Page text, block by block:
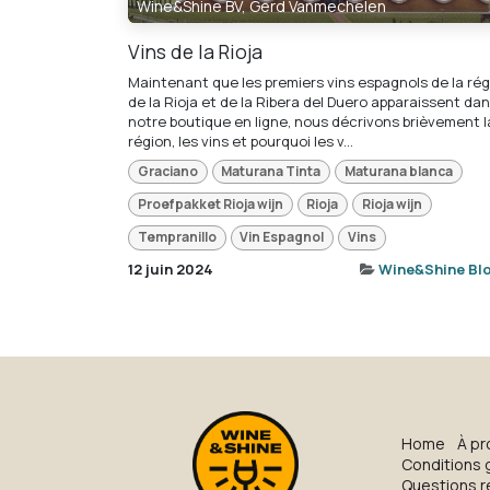
Wine&Shine BV, Gerd Vanmechelen
Vins de la Rioja
Maintenant que les premiers vins espagnols de la
de la Rioja et de la Ribera del Duero apparaissent
notre boutique en ligne, nous décrivons brièvement
région, les vins et pourquoi les v...
Graciano Maturana Tinta
Maturana blanca
Proefpakket Rioja wijn
Rioja
Rioja wijn
Tempranillo
Vin Espagnol Vins
12 juin 2024 Wine&Shine
H​o​me À
Conditions
Questions